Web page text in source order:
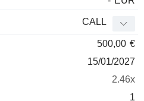
CALL
500,00 €
15/01/2027
2.46x
1